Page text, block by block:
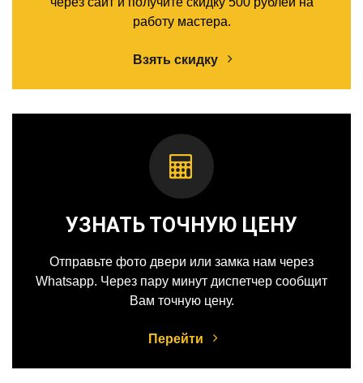
работу мастера.
Взять скидку
УЗНАТЬ ТОЧНУЮ ЦЕНУ
Отправьте фото двери или замка нам через
Whatsapp. Через пару минут диспетчер сообщит
Вам точную цену.
Перейти